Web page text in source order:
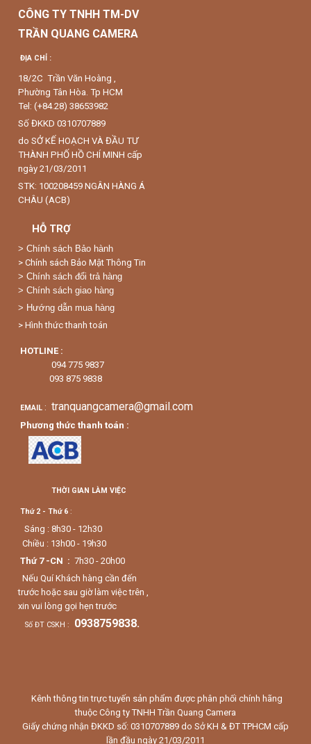
CÔNG TY TNHH TM-DV
TRẦN QUANG CAMERA
ĐỊA CHỈ :
18/2C Trần Văn Hoàng ,
Phường Tân Hòa. Tp HCM
Tel: (+84.28) 38653982
Số ĐKKD 0310707889
do SỞ KẾ HOẠCH VÀ ĐẦU TƯ
THÀNH PHỐ HỒ CHÍ MINH cấp
ngày 21/03/2011
STK: 100208459 NGÂN HÀNG Á
CHÂU (ACB)
HỖ TRỢ
> Chính sách Bảo hành
> Chính sách Bảo Mật Thông Tin
> Chính sách đổi trả hàng
> Chính sách giao hàng
> Hướng dẫn mua hàng
> Hình thức thanh toán
HOTLINE :
094 775 9837
093 875 9838
EMAIL : tranquangcamera@gmail.com
Phương thức thanh toán :
THỜI GIAN LÀM VIỆC
Thứ 2 - Thứ 6 :
Sáng : 8h30 - 12h30
Chiều : 13h00 - 19h30
Thứ 7 -CN : 7h30 - 20h00
Nếu Quí Khách hàng cần đến
trước hoặc sau giờ làm việc trên ,
xin vui lòng gọi hẹn trước
Số ĐT CSKH : 0938759838.
Kênh thông tin trực tuyến sản phẩm được phân phối chính hãng
thuộc Công ty TNHH Trần Quang Camera
Giấy chứng nhận ĐKKD số: 0310707889 do Sở KH & ĐT TPHCM cấp
lần đầu ngày 21/03/2011